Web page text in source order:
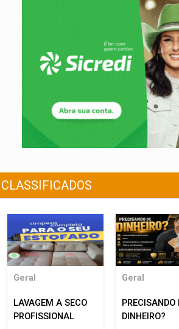
CLASSIFICADOS
Geral
LAVAGEM A SECO
PROFISSIONAL
Geral
PRECISANDO
DINHEIRO?